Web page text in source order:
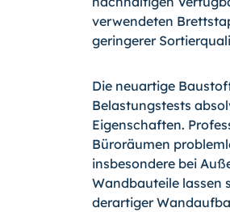
verwendeten
geringerer
Die neuartige
Belastungstests
Eigenschaften.
Büroräumen
insbesondere bei
Wandbauteile lassen
derartiger